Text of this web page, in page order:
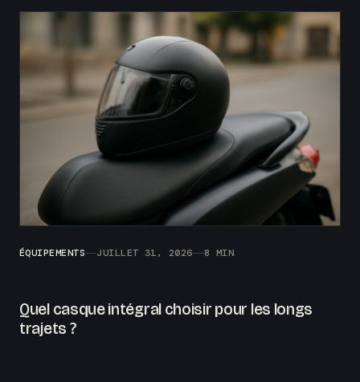
ÉQUIPEMENTS JUILLET 31, 2026 8 MIN
Quel casque intégral choisir pour les longs
trajets ?